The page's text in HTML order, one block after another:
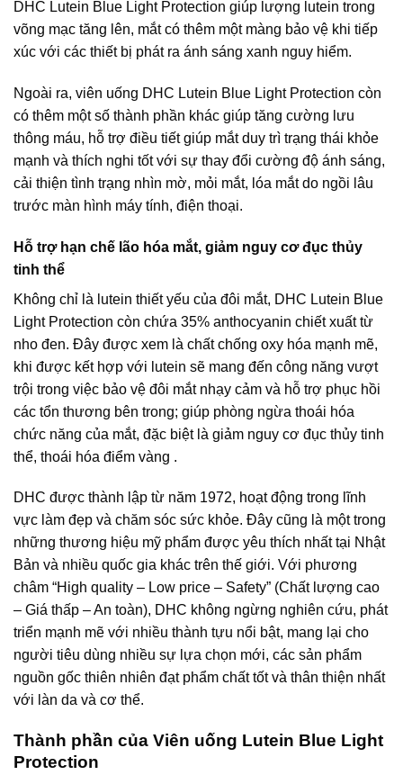
DHC Lutein Blue Light Protection giúp lượng lutein trong
võng mạc tăng lên, mắt có thêm một màng bảo vệ khi tiếp
xúc với các thiết bị phát ra ánh sáng xanh nguy hiểm.
Ngoài ra, viên uống DHC Lutein Blue Light Protection còn
có thêm một số thành phần khác giúp tăng cường lưu
thông máu, hỗ trợ điều tiết giúp mắt duy trì trạng thái khỏe
mạnh và thích nghi tốt với sự thay đổi cường độ ánh sáng,
cải thiện tình trạng nhìn mờ, mỏi mắt, lóa mắt do ngồi lâu
trước màn hình máy tính, điện thoại.
Hỗ trợ hạn chế lão hóa mắt, giảm nguy cơ đục thủy
tinh thể
Không chỉ là lutein thiết yếu của đôi mắt, DHC Lutein Blue
Light Protection còn chứa 35% anthocyanin chiết xuất từ
nho đen. Đây được xem là chất chống oxy hóa mạnh mẽ,
khi được kết hợp với lutein sẽ mang đến công năng vượt
trội trong việc bảo vệ đôi mắt nhạy cảm và hỗ trợ phục hồi
các tổn thương bên trong; giúp phòng ngừa thoái hóa
chức năng của mắt, đặc biệt là giảm nguy cơ đục thủy tinh
thể, thoái hóa điểm vàng .
DHC được thành lập từ năm 1972, hoạt động trong lĩnh
vực làm đẹp và chăm sóc sức khỏe. Đây cũng là một trong
những thương hiệu mỹ phẩm được yêu thích nhất tại Nhật
Bản và nhiều quốc gia khác trên thế giới. Với phương
châm “High quality – Low price – Safety” (Chất lượng cao
– Giá thấp – An toàn), DHC không ngừng nghiên cứu, phát
triển mạnh mẽ với nhiều thành tựu nổi bật, mang lại cho
người tiêu dùng nhiều sự lựa chọn mới, các sản phẩm
nguồn gốc thiên nhiên đạt phẩm chất tốt và thân thiện nhất
với làn da và cơ thể.
Thành phần của Viên uống Lutein Blue Light
Protection